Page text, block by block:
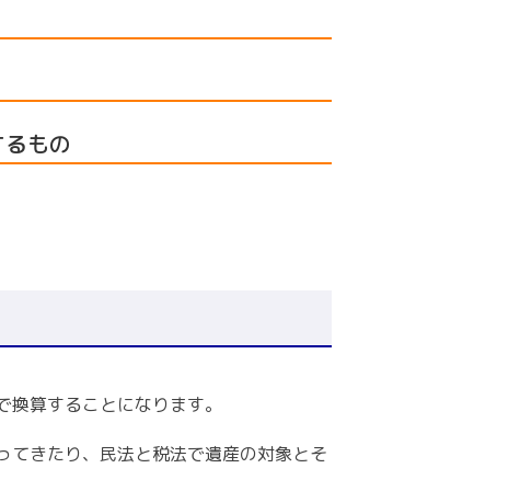
もの
算することになります。
てきたり、民法と税法で遺産の対象とそ